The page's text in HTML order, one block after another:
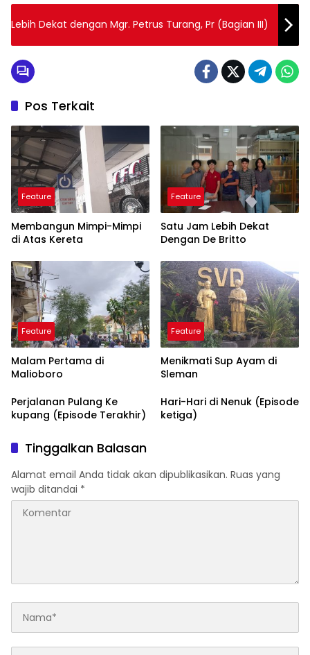
Lebih Dekat dengan Mgr. Petrus Turang, Pr (Bagian III)
Pos Terkait
Feature
Membangun Mimpi-Mimpi
di Atas Kereta
Feature
Satu Jam Lebih Dekat
Dengan De Britto
Feature
Malam Pertama di
Malioboro
Feature
Menikmati Sup Ayam di
Sleman
Perjalanan Pulang Ke
kupang (Episode Terakhir)
Hari-Hari di Nenuk (Episode
ketiga)
Tinggalkan Balasan
Alamat email Anda tidak akan dipublikasikan. Ruas yang
wajib ditandai *